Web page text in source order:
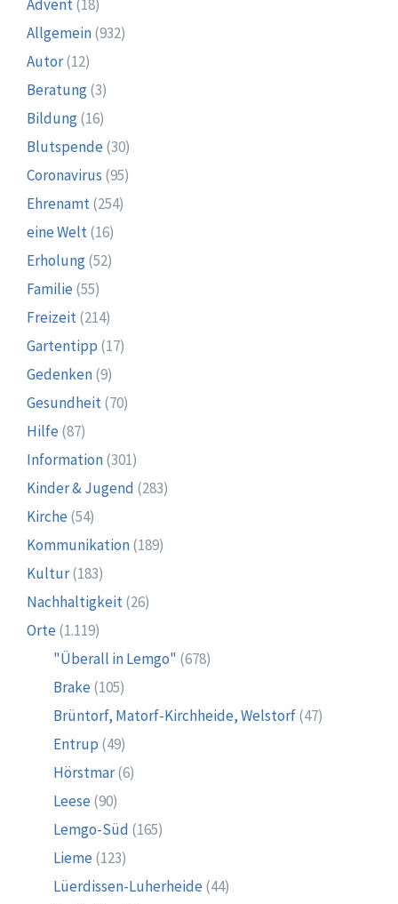
Advent(18)
Allgemein(932)
Autor(12)
Beratung(3)
Bildung(16)
Blutspende (30)
Coronavirus (95)
Ehrenamt(254)
eine Welt(16)
Erholung(52)
Familie (55)
Freizeit(214)
Gartentipp (17)
Gedenken(9)
Gesundheit(70)
Hilfe (87)
Information(301)
Kinder & Jugend (283)
Kirche (54)
Kommunikation(189)
Kultur(183)
Nachhaltigkeit(26)
Orte (1.119)
"Überall in Lemgo" (678)
Brake (105)
Brüntorf, Matorf-Kirchheide, Welstorf(47)
Entrup (49)
Hörstmar(6)
Leese (90)
Lemgo-Süd (165)
Lieme (123)
Lüerdissen-Luherheide (44)